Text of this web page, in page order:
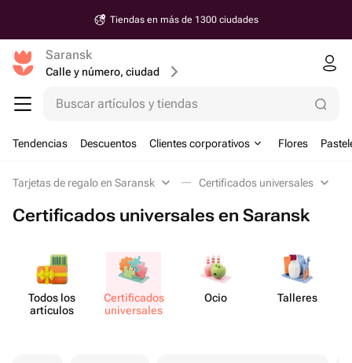
Tiendas en más de 1300 ciudades
Saransk
Calle y número, ciudad
Buscar artículos y tiendas
Tendencias Descuentos Clientes corporativos Flores
Tarjetas de regalo en Saransk Certificados universales
Certificados universales en Saransk
Todos los
artículos
Certif​icados
unive​rsales
Ocio Talleres